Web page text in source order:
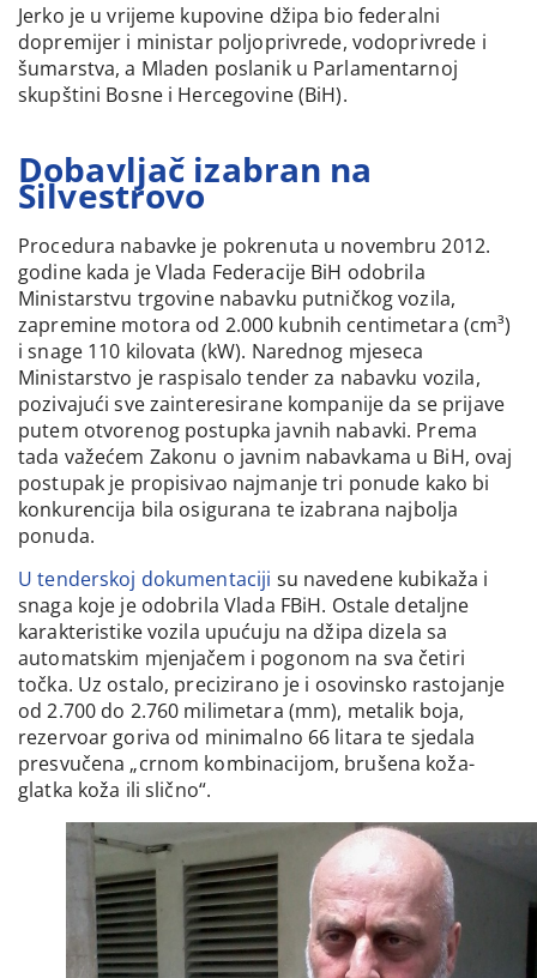
Jerko je u vrijeme kupovine džipa bio federalni
dopremijer i ministar poljoprivrede, vodoprivrede i
šumarstva, a Mladen poslanik u Parlamentarnoj
skupštini Bosne i Hercegovine (BiH).
Dobavljač izabran na
Silvestrovo
Procedura nabavke je pokrenuta u novembru 2012.
godine kada je Vlada Federacije BiH odobrila
Ministarstvu trgovine nabavku putničkog vozila,
zapremine motora od 2.000 kubnih centimetara (cm³)
i snage 110 kilovata (kW). Narednog mjeseca
Ministarstvo je raspisalo tender za nabavku vozila,
pozivajući sve zainteresirane kompanije da se prijave
putem otvorenog postupka javnih nabavki. Prema
tada važećem Zakonu o javnim nabavkama u BiH, ovaj
postupak je propisivao najmanje tri ponude kako bi
konkurencija bila osigurana te izabrana najbolja
ponuda.
U tenderskoj dokumentaciji su navedene kubikaža i
snaga koje je odobrila Vlada FBiH. Ostale detaljne
karakteristike vozila upućuju na džipa dizela sa
automatskim mjenjačem i pogonom na sva četiri
točka. Uz ostalo, precizirano je i osovinsko rastojanje
od 2.700 do 2.760 milimetara (mm), metalik boja,
rezervoar goriva od minimalno 66 litara te sjedala
presvučena „crnom kombinacijom, brušena koža-
glatka koža ili slično“.